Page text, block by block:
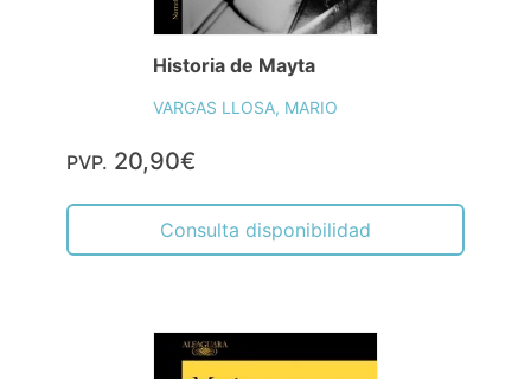
Historia de Mayta
VARGAS LLOSA, MARIO
PVP. 20,90€
Consulta disponibilidad